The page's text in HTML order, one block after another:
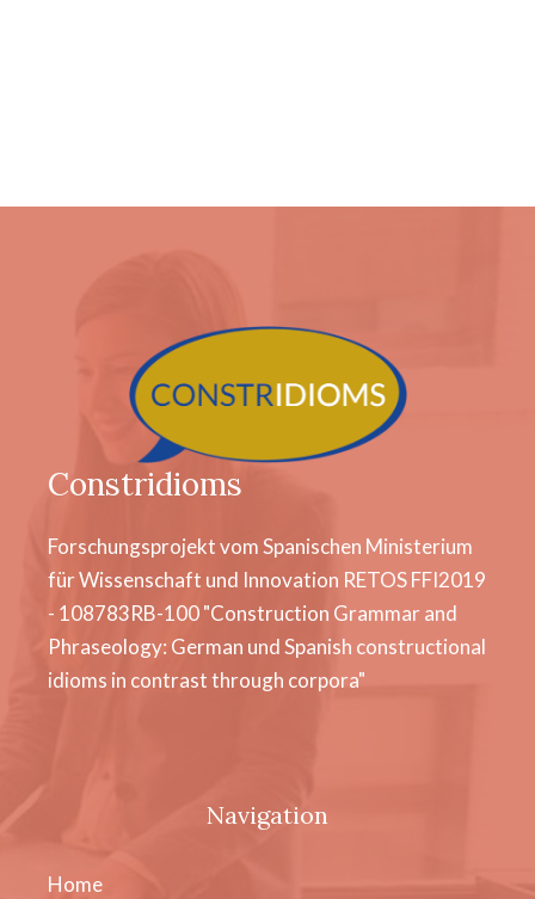
Constridioms
Forschungsprojekt vom Spanischen Ministerium
für Wissenschaft und Innovation RETOS FFI2019
- 108783RB-100 "Construction Grammar and
Phraseology: German und Spanish constructional
idioms in contrast through corpora"
Navigation
Home